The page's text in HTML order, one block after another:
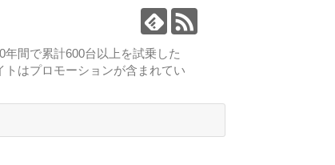
間で累計600台以上を試乗した
はプロモーションが含まれてい